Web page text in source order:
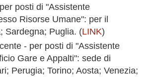
posti di "Assistente
Risorse Umane": per il
Sardegna; Puglia. (LINK)
- per posti di "Assistente
Gare e Appalti": sede di
Perugia; Torino; Aosta; Venezia;